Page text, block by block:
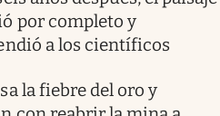
por completo y
a los científicos
la fiebre del oro y